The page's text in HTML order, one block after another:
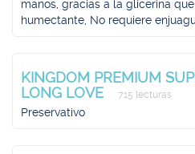
manos, gracias a la glicerina
humectante, No requiere
KINGDOM PREMIUM
LONG LOVE
715 lecturas
Preservativo